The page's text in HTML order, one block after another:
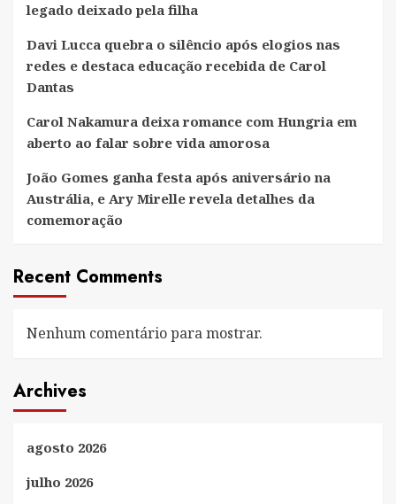
legado deixado pela filha
Davi Lucca quebra o silêncio após elogios nas
redes e destaca educação recebida de Carol
Dantas
Carol Nakamura deixa romance com Hungria em
aberto ao falar sobre vida amorosa
João Gomes ganha festa após aniversário na
Austrália, e Ary Mirelle revela detalhes da
comemoração
Recent Comments
Nenhum comentário para mostrar.
Archives
agosto 2026
julho 2026